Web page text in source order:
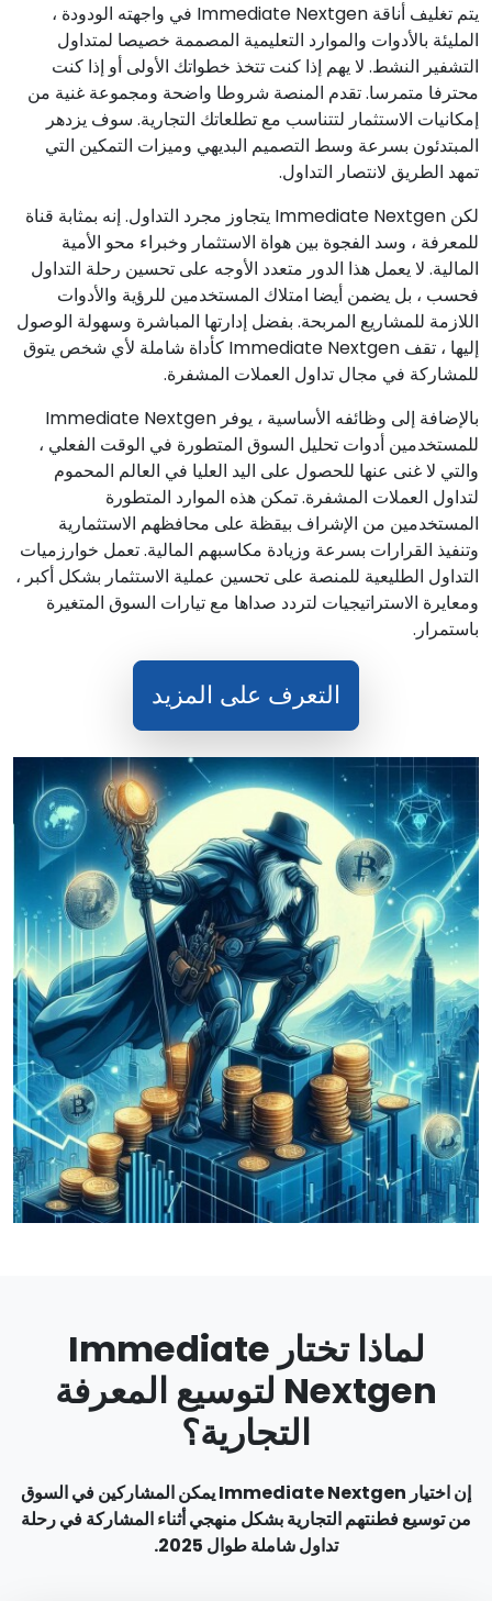
يتم تغليف أناقة Immediate Nextgen في واجهته الودودة ،
المليئة بالأدوات والموارد التعليمية المصممة خصيصا لمتداول
التشفير النشط. لا يهم إذا كنت تتخذ خطواتك الأولى أو إذا كنت
محترفا متمرسا. تقدم المنصة شروطا واضحة ومجموعة غنية من
إمكانيات الاستثمار لتتناسب مع تطلعاتك التجارية. سوف يزدهر
المبتدئون بسرعة وسط التصميم البديهي وميزات التمكين التي
تمهد الطريق لانتصار التداول.
لكن Immediate Nextgen يتجاوز مجرد التداول. إنه بمثابة قناة
للمعرفة ، وسد الفجوة بين هواة الاستثمار وخبراء محو الأمية
المالية. لا يعمل هذا الدور متعدد الأوجه على تحسين رحلة التداول
فحسب ، بل يضمن أيضا امتلاك المستخدمين للرؤية والأدوات
اللازمة للمشاريع المربحة. بفضل إدارتها المباشرة وسهولة الوصول
إليها ، تقف Immediate Nextgen كأداة شاملة لأي شخص يتوق
للمشاركة في مجال تداول العملات المشفرة.
بالإضافة إلى وظائفه الأساسية ، يوفر Immediate Nextgen
للمستخدمين أدوات تحليل السوق المتطورة في الوقت الفعلي ،
والتي لا غنى عنها للحصول على اليد العليا في العالم المحموم
لتداول العملات المشفرة. تمكن هذه الموارد المتطورة
المستخدمين من الإشراف بيقظة على محافظهم الاستثمارية
وتنفيذ القرارات بسرعة وزيادة مكاسبهم المالية. تعمل خوارزميات
التداول الطليعية للمنصة على تحسين عملية الاستثمار بشكل أكبر ،
ومعايرة الاستراتيجيات لتردد صداها مع تيارات السوق المتغيرة
باستمرار.
التعرف على المزيد
لماذا تختار Immediate
Nextgen لتوسيع المعرفة
التجارية؟
إن اختيار Immediate Nextgen يمكن المشاركين في السوق
من توسيع فطنتهم التجارية بشكل منهجي أثناء المشاركة في رحلة
تداول شاملة طوال 2025.